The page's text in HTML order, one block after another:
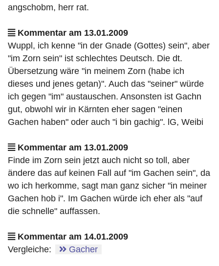
angschobm, herr rat.
Kommentar am 13.01.2009
Wuppl, ich kenne "in der Gnade (Gottes) sein", aber
"im Zorn sein" ist schlechtes Deutsch. Die dt.
Übersetzung wäre "in meinem Zorn (habe ich
dieses und jenes getan)". Auch das "seiner" würde
ich gegen "im" austauschen. Ansonsten ist Gachn
gut, obwohl wir in Kärnten eher sagen "einen
Gachen haben" oder auch "i bin gachig". lG, Weibi
Kommentar am 13.01.2009
Finde im Zorn sein jetzt auch nicht so toll, aber
ändere das auf keinen Fall auf "im Gachen sein", da
wo ich herkomme, sagt man ganz sicher "in meiner
Gachen hob i". Im Gachen würde ich eher als "auf
die schnelle" auffassen.
Kommentar am 14.01.2009
Vergleiche:
Gacher